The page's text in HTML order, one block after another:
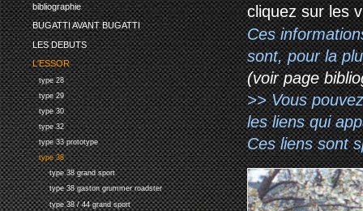
bibliographie
BUGATTI AVANT BUGATTI
LES DEBUTS
L'ESSOR
type 28
type 29
type 30
type 32
type 33 prototype
type 38
type 38 grand sport
type 38 gaston grummer roadster
type 38 / 44 grand sport
cliquez sur les
Ces
sont, pour la
(voir page
>> Vous
les liens qui
Ces liens sont